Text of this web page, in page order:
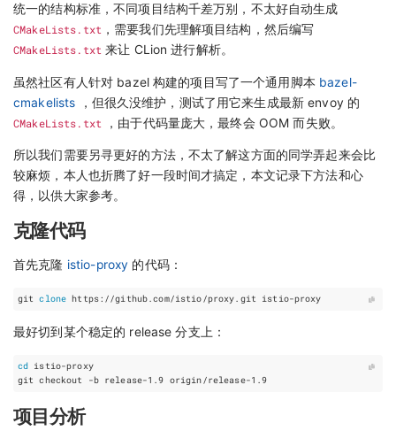
统一的结构标准，不同项目结构千差万别，不太好自动生成
CMakeLists.txt ，需要我们先理解项目结构，然后编写
CMakeLists.txt 来让 CLion 进行解析。
虽然社区有人针对 bazel 构建的项目写了一个通用脚本 bazel-
cmakelists ，但很久没维护，测试了用它来生成最新 envoy 的
CMakeLists.txt ，由于代码量庞大，最终会 OOM 而失败。
所以我们需要另寻更好的方法，不太了解这方面的同学弄起来会比
较麻烦，本人也折腾了好一段时间才搞定，本文记录下方法和心
得，以供大家参考。
克隆代码
首先克隆 istio-proxy 的代码：
git clone
最好切到某个稳定的 release 分支上：
cd
istio-proxy
项目分析